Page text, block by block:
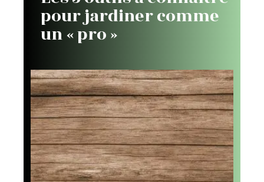
pour jardiner comme
un « pro »